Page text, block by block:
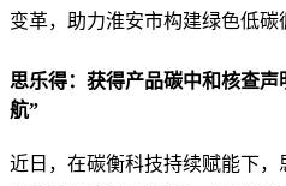
变革，助力淮安市构建绿色低碳
思乐得：获得产品碳中和核查
航”
近日，在碳衡科技持续赋能下